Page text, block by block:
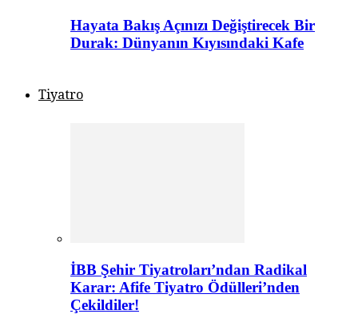
Hayata Bakış Açınızı Değiştirecek Bir
Durak: Dünyanın Kıyısındaki Kafe
Tiyatro
İBB Şehir Tiyatroları’ndan Radikal
Karar: Afife Tiyatro Ödülleri’nden
Çekildiler!